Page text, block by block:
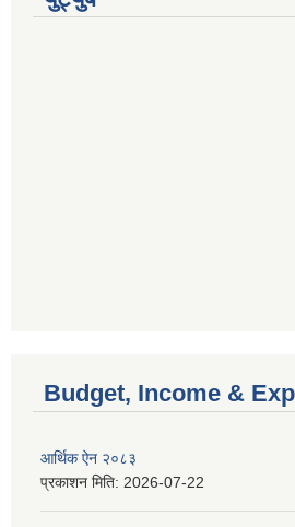
Budget, Income &
आर्थिक ऐन २०८३
प्रकाशन मिति: 2026-07-22